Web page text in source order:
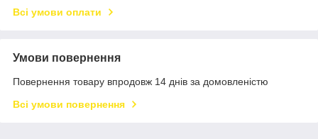
Всі умови оплати
Умови повернення
Повернення товару впродовж 14 днів за домовленістю
Всі умови повернення